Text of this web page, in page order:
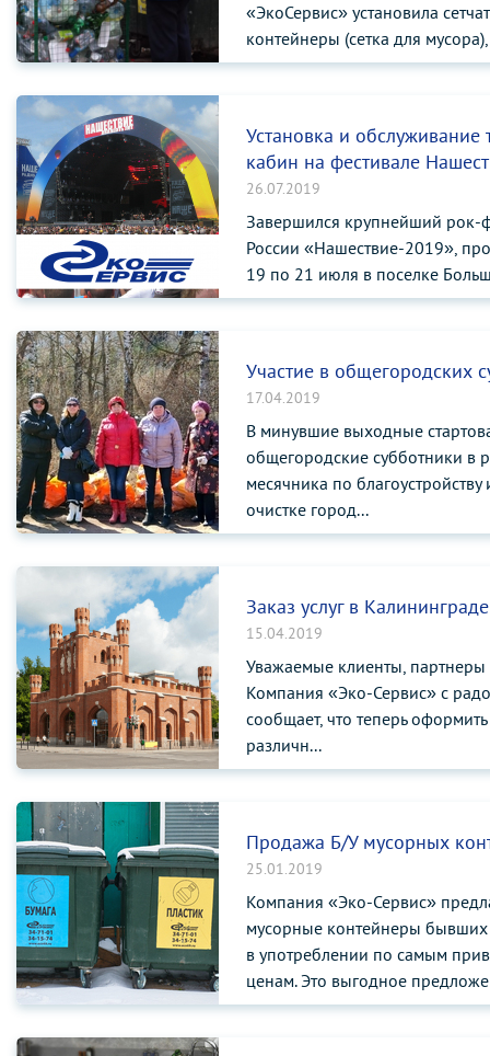
«ЭкоСервис» установила
контейнеры (сетка для мусора),
предназначенные д...
Установка и обслуживание
кабин на фестивале
26.07.2019
Завершился крупнейший рок-
России «Нашествие-2019»,
19 по 21 июля в поселке
Тве...
Участие в общегородских
17.04.2019
В минувшие выходные
общегородские субботники в
месячника по
очистке город...
Заказ услуг в Калининграде
15.04.2019
Уважаемые клиенты, партнеры
Компания «Эко-Сервис» с
сообщает, что теперь оформить
различн...
Продажа Б/У мусорных
25.01.2019
Компания «Эко-Сервис»
мусорные контейнеры бывших
в употреблении по самым
ценам. Это выгодное
компаний, занимающихся